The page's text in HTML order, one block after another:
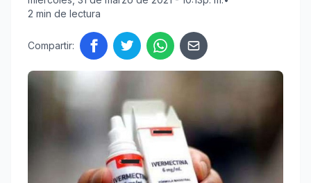
2 min de lectura
Compartir: